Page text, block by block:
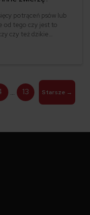
potrąceń psów lub
od tego czy jest to
czy też dzikie
dla kierowcy i jego
… 13 Starsze →